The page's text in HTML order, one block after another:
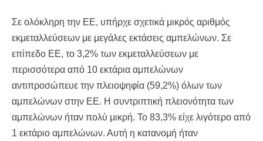
Σε ολόκληρη την ΕΕ, υπήρχε σχετικά μικρός αριθμός
εκμεταλλεύσεων με μεγάλες εκτάσεις αμπελώνων. Σε
επίπεδο ΕΕ, το 3,2% των εκμεταλλεύσεων με
περισσότερα από 10 εκτάρια αμπελώνων
αντιπροσώπευε την πλειοψηφία (59,2%) όλων των
αμπελώνων στην ΕΕ. Η συντριπτική πλειονότητα των
αμπελώνων ήταν πολύ μικρή. Το 83,3% είχε λιγότερο από
1 εκτάριο αμπελώνων. Αυτή η κατανομή ήταν